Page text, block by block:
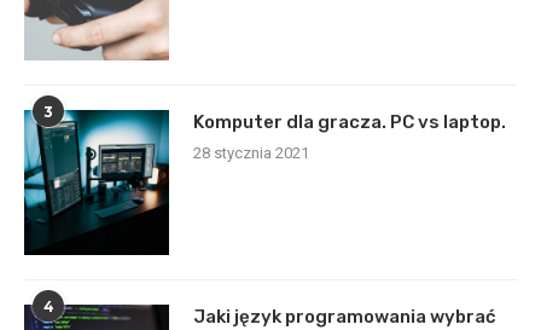
3
Komputer dla gracza. PC vs laptop.
28 stycznia 2021
4
Jaki język programowania wybrać